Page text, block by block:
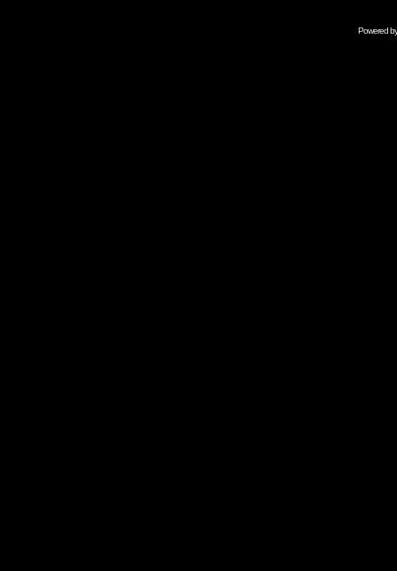
Powered